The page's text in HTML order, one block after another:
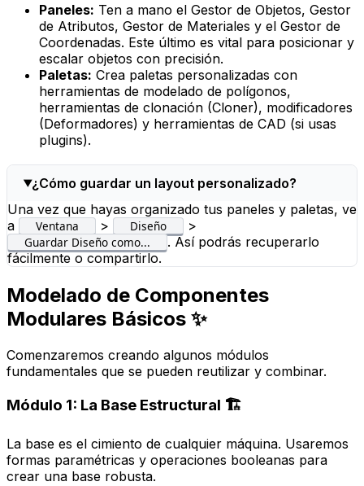
Paneles: Ten a mano el Gestor de Objetos, Gestor
de Atributos, Gestor de Materiales y el Gestor de
Coordenadas. Este último es vital para posicionar y
escalar objetos con precisión.
Paletas: Crea paletas personalizadas con
herramientas de modelado de polígonos,
herramientas de clonación (Cloner), modificadores
(Deformadores) y herramientas de CAD (si usas
plugins).
¿Cómo guardar un layout personalizado?
Una vez que hayas organizado tus paneles y paletas, ve
a
Ventana > Diseño >
Guardar Diseño como...
. Así podrás recuperarlo
fácilmente o compartirlo.
Modelado de Componentes
Modulares Básicos ✨
Comenzaremos creando algunos módulos
fundamentales que se pueden reutilizar y combinar.
Módulo 1: La Base Estructural 🏗️
La base es el cimiento de cualquier máquina. Usaremos
formas paramétricas y operaciones booleanas para
crear una base robusta.